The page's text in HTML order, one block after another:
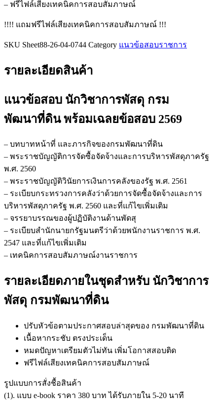
– ฟรีไฟล์เสียงเทคนิคการสอบสัมภาษณ์
!!!! แถมฟรีไฟล์เสียงเทคนิคการสอบสัมภาษณ์ !!!
SKU Sheet88-26-04-0744 Category แนวข้อสอบราชการ
รายละเอียดสินค้า
แนวข้อสอบ นักวิชาการพัสดุ กรม
พัฒนาที่ดินพร้อมเฉลยข้อสอบ 2569
– บทบาทหน้าที่ และภารกิจของกรมพัฒนาที่ดิน
– พระราชบัญญัติการจัดซื้อจัดจ้างและการบริหารพัสดุภาครัฐ
พ.ศ. 2560
– พระราชบัญญัติวินัยการเงินการคลังของรัฐ พ.ศ. 2561
– ระเบียบกระทรวงการคลังว่าด้วยการจัดซื้อจัดจ้างและการ
บริหารพัสดุภาครัฐ พ.ศ. 2560 และที่แก้ไขเพิ่มเติม
– จรรยาบรรณของผู้ปฏิบัติงานด้านพัดสุ
– ระเบียบสำนักนายกรัฐมนตรีว่าด้วยพนักงานราชการ พ.ศ.
2547 และที่แก้ไขเพิ่มเติม
– เทคนิคการสอบสัมภาษณ์งานราชการ
รายละเอียดภายในชุดสำหรับ นักวิชาการ
พัสดุ กรมพัฒนาที่ดิน
ปรับหัวข้อตามประกาศสอบล่าสุดของ กรมพัฒนาที่ดิน
เนื้อหากระชับ ตรงประเด็น
หมดปัญหาเตรียมตัวไม่ทัน เพิ่มโอกาสสอบติด
ฟรีไฟล์เสียงเทคนิคการสอบสัมภาษณ์
รูปแบบการสั่งชื้อสินค้า
(1). แบบ e-book ราคา 380 บาท ได้รับภายใน 5-20 นาที